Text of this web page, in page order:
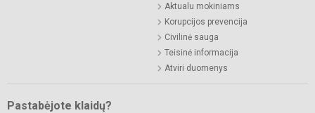
Aktualu mokiniams
Korupcijos prevencija
Civilinė sauga
Teisinė informacija
Atviri duomenys
Pastabėjote klaidų?